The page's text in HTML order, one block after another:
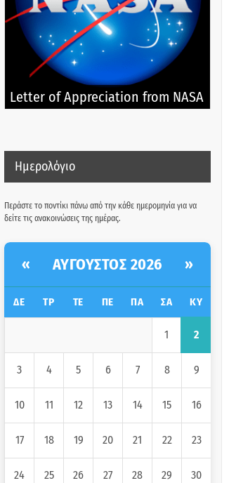
Letter of Appreciation from NASA
Ημερολόγιο
Περάστε το ποντίκι πάνω από την κάθε ημερομηνία για να
δείτε τις ανακοινώσεις της ημέρας.
« ΑΎΓΟΥΣΤΟΣ 2026 »
ΔΕ ΤΡ ΤΕ ΠΕ ΠΑ ΣΑ ΚΥ
1 2
3 4 5 6 7 8 9
10 11 12 13 14 15 16
17 18 19 20 21 22 23
24 25 26 27 28 29 30